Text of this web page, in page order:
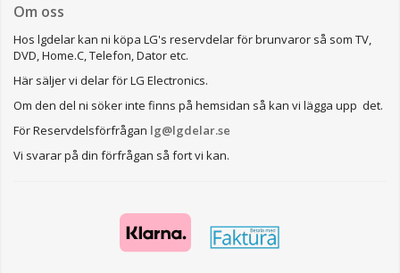
Om oss
Hos lgdelar kan ni köpa LG's reservdelar för brunvaror så som TV,
DVD, Home.C, Telefon, Dator etc.
Här säljer vi delar för LG Electronics.
Om den del ni söker inte finns på hemsidan så kan vi lägga upp det.
För Reservdelsförfrågan lg@lgdelar.se
Vi svarar på din förfrågan så fort vi kan.